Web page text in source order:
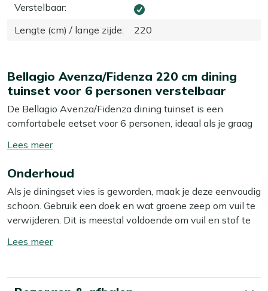
Verstelbaar:
Lengte (cm) / lange zijde: 220
Bellagio Avenza/Fidenza 220 cm dining
tuinset voor 6 personen verstelbaar
De Bellagio Avenza/Fidenza dining tuinset is een
comfortabele eetset voor 6 personen, ideaal als je graag
maken. De aluminium tafel en stoelen zijn stevig én licht,
eens anders wilt indelen. De standenstoelen met
hoofdsteun zorgen ervoor dat je rechtop kunt eten en
daarna rustig achterover leunt met een kop koffie.
Dankzij het kunststof tafelblad in houtlook heb je wel de
uitstraling van hout, maar niet het bijbehorende
goed.
Toon/verberg
meer
Onderhoud
Als je diningset vies is geworden, maak je deze eenvoudig
schoon. Gebruik een doek en wat groene zeep om vuil te
verwijderen. Dit is meestal voldoende om vuil en stof te
raden we aan om je diningset minstens twee keer per
Voor het beste resultaat gebruik je dan onze Kees Smit
Toon/verberg